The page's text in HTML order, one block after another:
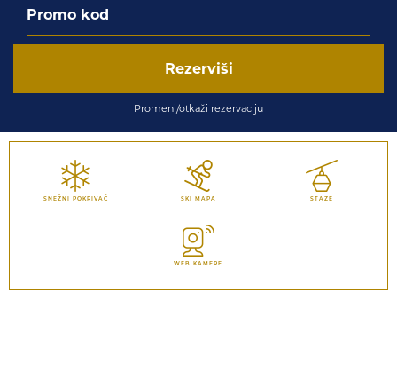
Rezerviši
Promeni/otkaži rezervaciju
SNEŽNI POKRIVAČ SKI MAPA STAZE
WEB KAMERE